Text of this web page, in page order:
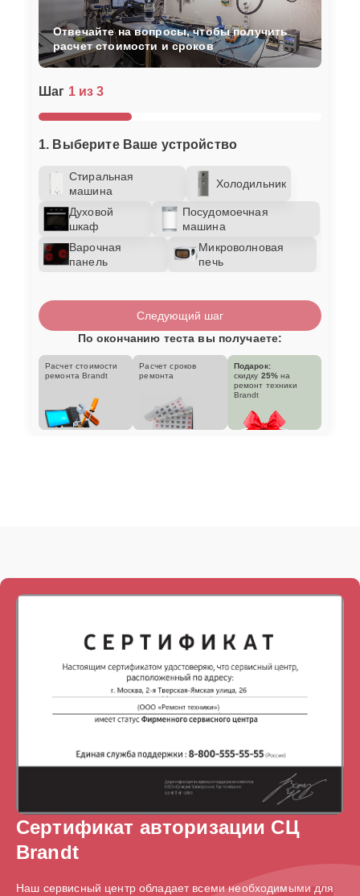
Шаг 1 из 3
1. Выберите Ваше устройство
Стиральная
машина
Холодильник
Духовой
шкаф
Посудомоечная
машина
Варочная
панель
Микроволновая
печь
Отвечайте на вопросы, чтобы получить
расчет стоимости и сроков
Следующий шаг
По окончанию теста вы получаете:
Расчет стоимости
ремонта Brandt
Расчет сроков
ремонта
Подарок:
скидку 25% на
ремонт техники
Brandt
Сертификат авторизации СЦ
Brandt
Наш сервисный центр обладает всеми необходимыми для